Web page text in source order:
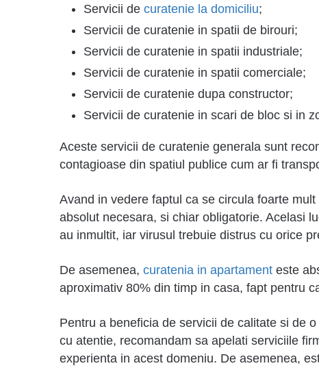
Servicii de curatenie la domiciliu;
Servicii de curatenie in spatii de birouri;
Servicii de curatenie in spatii industriale;
Servicii de curatenie in spatii comerciale;
Servicii de curatenie dupa constructor;
Servicii de curatenie in scari de bloc si in
Aceste servicii de curatenie generala sunt
contagioase din spatiul publice cum ar fi
Avand in vedere faptul ca se circula foarte
absolut necesara, si chiar obligatorie. Acelasi
au inmultit, iar virusul trebuie distrus cu orice
De asemenea, curatenia in apartament este
aproximativ 80% din timp in casa, fapt pentru
Pentru a beneficia de servicii de calitate si de
cu atentie, recomandam sa apelati serviciile
experienta in acest domeniu. De asemenea,